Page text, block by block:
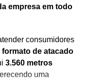
empresa em todo
consumidores
formato de atacado
3.560 metros
uma